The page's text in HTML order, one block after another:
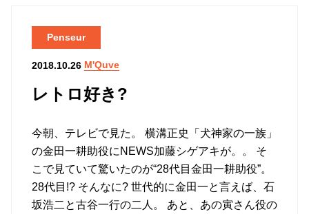
レトロ好き?
Penseur
2018.10.26 M'Quve
今朝、テレビで見た。 横溝正史「犬神家の一族」
の金田一耕助役にNEWS加藤シゲアキが。。 そ
こで見ていて驚いたのが“28代目金田一耕助役”。
28代目!? そんなに? 世代的に金田一と言えば、石
坂浩二と古谷一行の二人。 あと、あの寅さん役の